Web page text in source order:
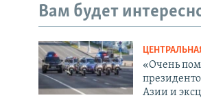
Вам будет
«Очень
Азии и